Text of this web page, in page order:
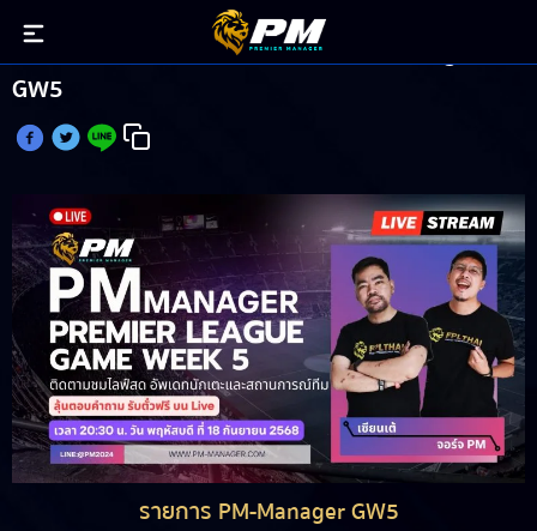
วิเคราะห์บอล แฟนตาซี พรีเมียร์ลีก PM-Manager
GW5
รายการ PM-Manager GW5